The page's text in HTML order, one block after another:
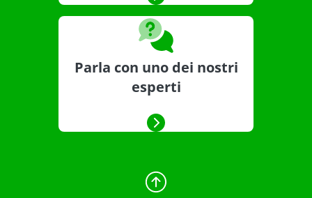
Parla con uno dei nostri
esperti